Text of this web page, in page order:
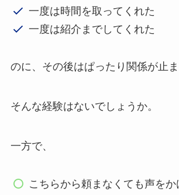
一度は時間を取ってくれた
一度は紹介までしてくれた
のに、その後はぱったり関係が止ま
そんな経験はないでしょうか。
一方で、
こちらから頼まなくても声をか